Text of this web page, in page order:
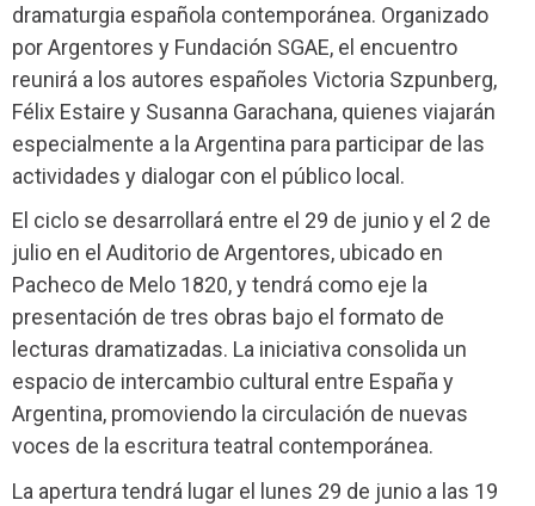
dramaturgia española contemporánea. Organizado
por Argentores y Fundación SGAE, el encuentro
reunirá a los autores españoles Victoria Szpunberg,
Félix Estaire y Susanna Garachana, quienes viajarán
especialmente a la Argentina para participar de las
actividades y dialogar con el público local.
El ciclo se desarrollará entre el 29 de junio y el 2 de
julio en el Auditorio de Argentores, ubicado en
Pacheco de Melo 1820, y tendrá como eje la
presentación de tres obras bajo el formato de
lecturas dramatizadas. La iniciativa consolida un
espacio de intercambio cultural entre España y
Argentina, promoviendo la circulación de nuevas
voces de la escritura teatral contemporánea.
La apertura tendrá lugar el lunes 29 de junio a las 19